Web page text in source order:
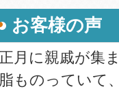
お客様の声
正月に親戚が集
脂ものっていて